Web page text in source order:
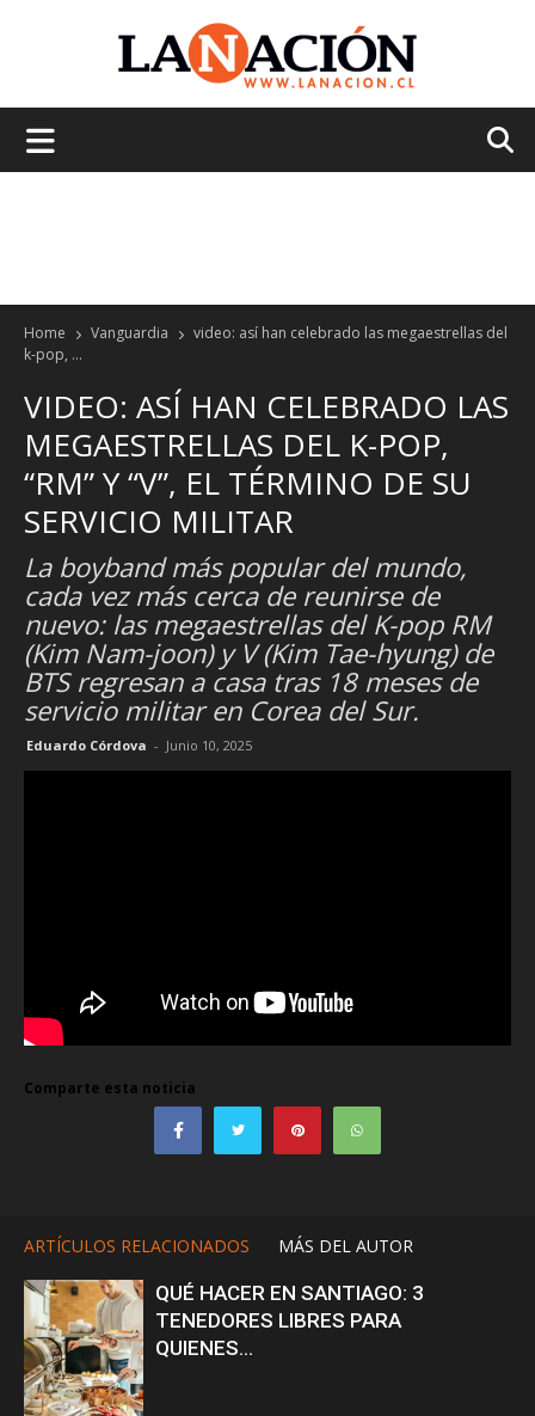
Home Vanguardia
video: así han celebrado las megaestrellas del
k-pop, ...
VIDEO: ASÍ HAN CELEBRADO LAS
MEGAESTRELLAS DEL K-POP,
“RM” Y “V”, EL TÉRMINO DE SU
SERVICIO MILITAR
La boyband más popular del mundo,
cada vez más cerca de reunirse de
nuevo: las megaestrellas del K-pop RM
(Kim Nam-joon) y V (Kim Tae-hyung) de
BTS regresan a casa tras 18 meses de
servicio militar en Corea del Sur.
Eduardo Córdova - Junio 10, 2025
Comparte esta noticia
ARTÍCULOS RELACIONADOS MÁS DEL AUTOR
QUÉ HACER EN SANTIAGO: 3
TENEDORES LIBRES PARA
QUIENES...